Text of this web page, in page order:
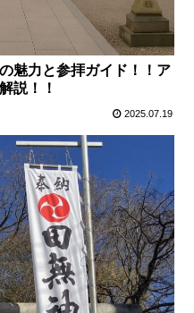
魅力と参拝ガイド！！ア
説！！
2025.07.19